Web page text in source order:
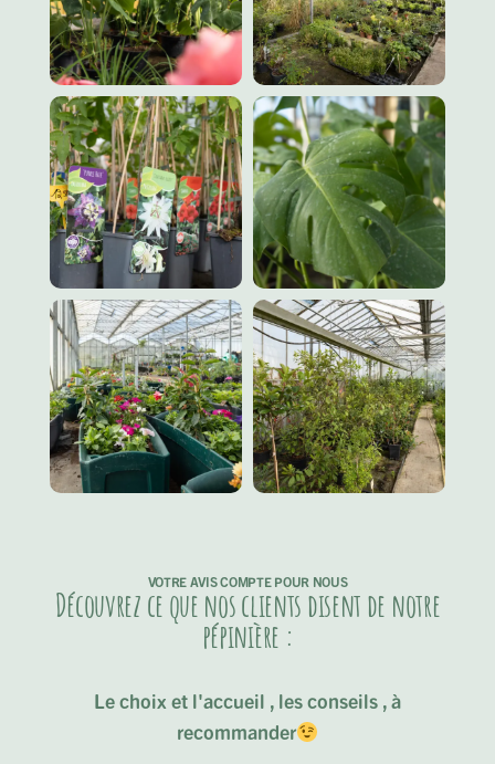
VOTRE AVIS COMPTE POUR NOUS
Découvrez ce que nos clients disent de notre
pépinière :
Le choix et l'accueil , les conseils , à
recommander